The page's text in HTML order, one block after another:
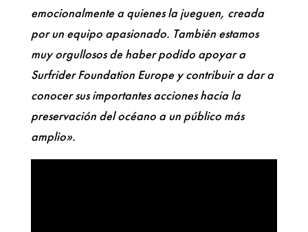
emocionalmente a quienes la jueguen, creada
por un equipo apasionado. También estamos
muy orgullosos de haber podido apoyar a
Surfrider Foundation Europe y contribuir a dar a
conocer sus importantes acciones hacia la
preservación del océano a un público más
amplio».